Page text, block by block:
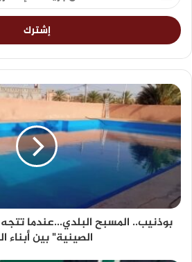
بوذنيب.. المسبح البلدي...عندما
الصينية" بين أبناء